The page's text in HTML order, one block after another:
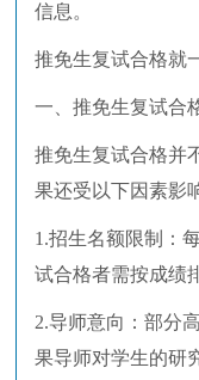
信息。
推免生复试合格就
一、推免生复试合
推免生复试合格并
果还受以下因素影
1.招生名额限制：
试合格者需按成绩
2.导师意向：部分
果导师对学生的研